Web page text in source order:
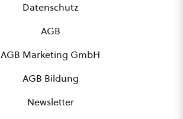
Datenschutz
AGB
AGB Marketing GmbH
AGB Bildung
Newsletter